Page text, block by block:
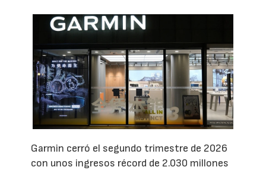
Garmin cerró el segundo trimestre de 2026
con unos ingresos récord de 2.030 millones